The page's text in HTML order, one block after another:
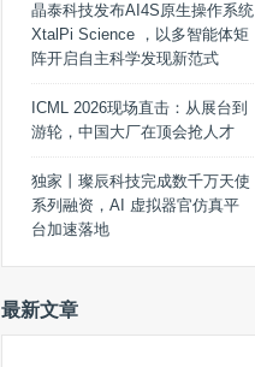
晶泰科技发布AI4S原生操作系统
XtalPi Science ，以多智能体矩
阵开启自主科学发现新范式
ICML 2026现场直击：从展台到
游轮，中国大厂在顶会抢人才
独家丨璨辰科技完成数千万天使
系列融资，AI 虚拟器官仿真平
台加速落地
最新文章